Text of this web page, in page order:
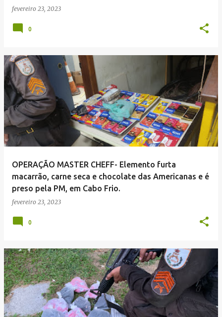
fevereiro 23, 2023
0
OPERAÇÃO MASTER CHEFF- Elemento furta
macarrão, carne seca e chocolate das Americanas e é
preso pela PM, em Cabo Frio.
fevereiro 23, 2023
0